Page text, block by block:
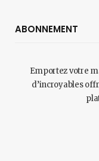
ABONNEMENT
Emportez votre
d’incroyables